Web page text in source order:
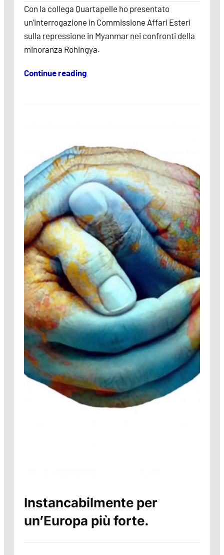
Con la collega Quartapelle ho presentato
un’interrogazione in Commissione Affari Esteri
sulla repressione in Myanmar nei confronti della
minoranza Rohingya.
Continue reading
Instancabilmente per
un’Europa più forte.